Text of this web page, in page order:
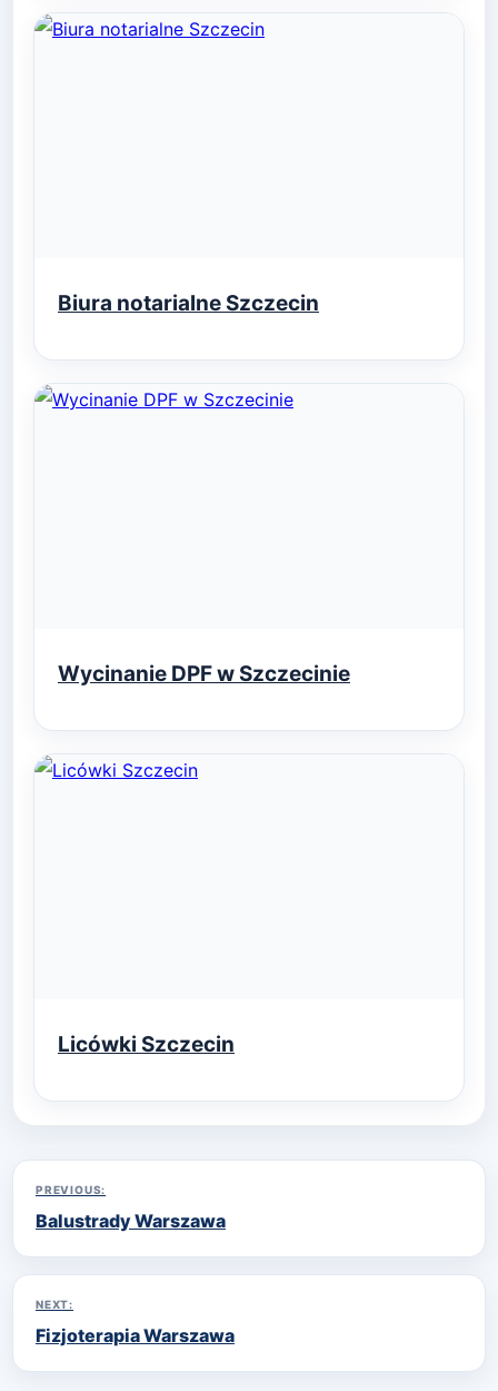
Biura notarialne Szczecin
Wycinanie DPF w Szczecinie
Licówki Szczecin
Nawigacja
wpisu
PREVIOUS:
Balustrady Warszawa
NEXT:
Fizjoterapia Warszawa